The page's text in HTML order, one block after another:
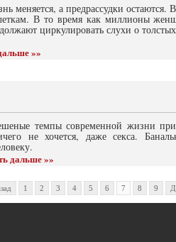
меняется, а предрассудки остаются.
В то время как миллионы
циркулировать слухи о
»»
темпы современной жизни
не хочется, даже секса.
дальше »»
1 2 3 4 5 6 7 8 9